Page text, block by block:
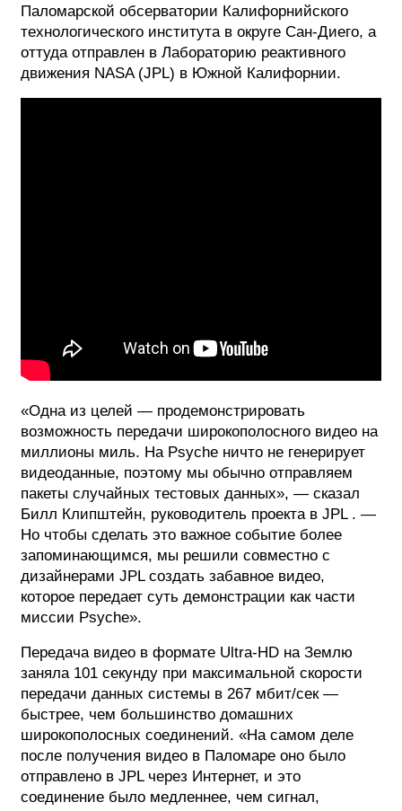
Паломарской обсерватории Калифорнийского
технологического института в округе Сан-Диего, а
оттуда отправлен в Лабораторию реактивного
движения NASA (JPL) в Южной Калифорнии.
«Одна из целей — продемонстрировать
возможность передачи широкополосного видео на
миллионы миль. На Psyche ничто не генерирует
видеоданные, поэтому мы обычно отправляем
пакеты случайных тестовых данных», — сказал
Билл Клипштейн, руководитель проекта в JPL . —
Но чтобы сделать это важное событие более
запоминающимся, мы решили совместно с
дизайнерами JPL создать забавное видео,
которое передает суть демонстрации как части
миссии Psyche».
Передача видео в формате Ultra-HD на Землю
заняла 101 секунду при максимальной скорости
передачи данных системы в 267 мбит/сек —
быстрее, чем большинство домашних
широкополосных соединений. «На самом деле
после получения видео в Паломаре оно было
отправлено в JPL через Интернет, и это
соединение было медленнее, чем сигнал,